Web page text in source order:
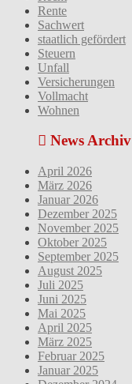
Rente
Sachwert
staatlich gefördert
Steuern
Unfall
Versicherungen
Vollmacht
Wohnen
News Archiv
April 2026
März 2026
Januar 2026
Dezember 2025
November 2025
Oktober 2025
September 2025
August 2025
Juli 2025
Juni 2025
Mai 2025
April 2025
März 2025
Februar 2025
Januar 2025